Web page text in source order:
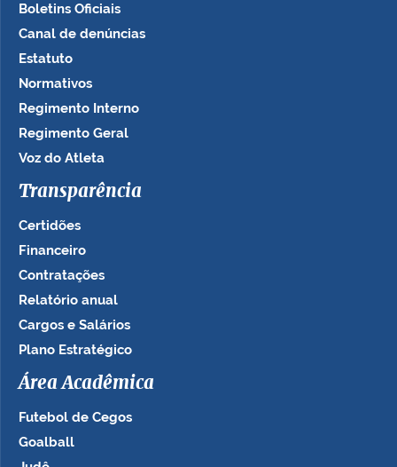
Boletins Oficiais
Canal de denúncias
Estatuto
Normativos
Regimento Interno
Regimento Geral
Voz do Atleta
Transparência
Certidões
Financeiro
Contratações
Relatório anual
Cargos e Salários
Plano Estratégico
Área Acadêmica
Futebol de Cegos
Goalball